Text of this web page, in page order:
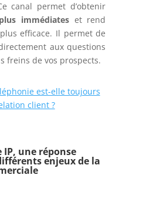
canal permet d’obtenir
immédiateset rend
efficace. Il permet de
aux questions
freins de vos prospects.
est-elle toujours
client ?
une réponse
enjeux de la